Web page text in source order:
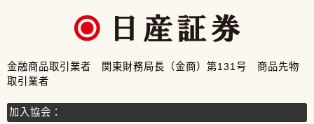
金融商品取引業者 関東財務局長（金商）第131号 商品先物
取引業者
加入協会：